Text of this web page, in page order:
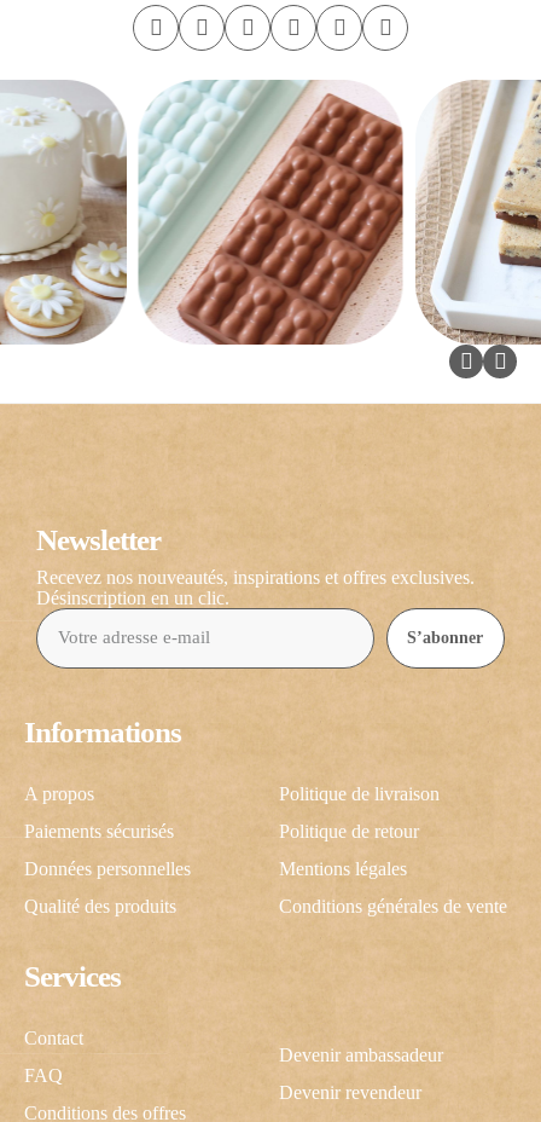
Services
Contact
FAQ
Conditions des offres
Devenir ambassadeur
Devenir revendeur
Informations
A propos
Paiements sécurisés
Données personnelles
Qualité des produits
Politique de livraison
Politique de retour
Mentions légales
Conditions générales de vente
Newsletter
Recevez nos nouveautés, inspirations et offres exclusives.
Désinscription en un clic.
S’abonner